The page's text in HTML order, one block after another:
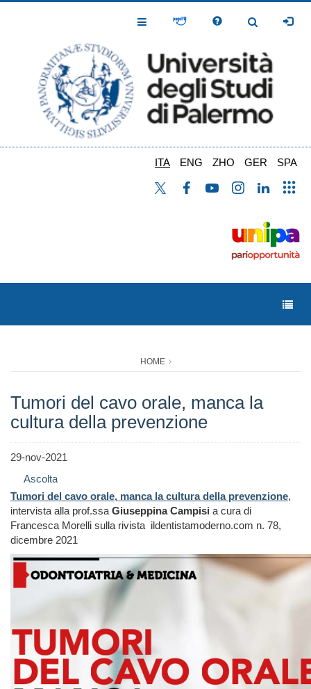
Toggle
Toggle
ITA ENG ZHO GER SPA
HOME
Tumori del cavo orale, manca la
cultura della prevenzione
29-nov-2021
Ascolta
Tumori del cavo orale, manca la cultura della prevenzione,
intervista alla prof.ssaGiuseppina Campisi a cura di
Francesca Morelli sulla rivista ildentistamoderno.com n. 78,
dicembre 2021